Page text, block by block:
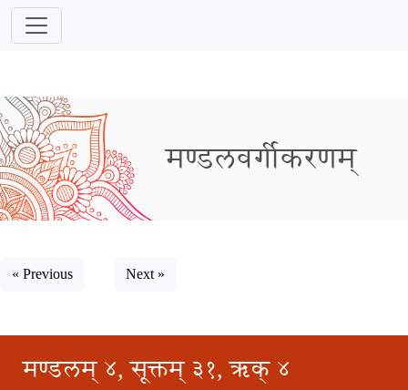
मण्डलवर्गीकरणम्
« Previous Next »
मण्डलम् ४, सूक्तम् ३१, ऋक् ४